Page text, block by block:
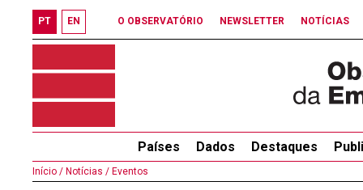
PT EN O OBSERVATÓRIO NEWSLETTER NOTÍCIAS
Países Dados Destaques
Início / Notícias / Eventos